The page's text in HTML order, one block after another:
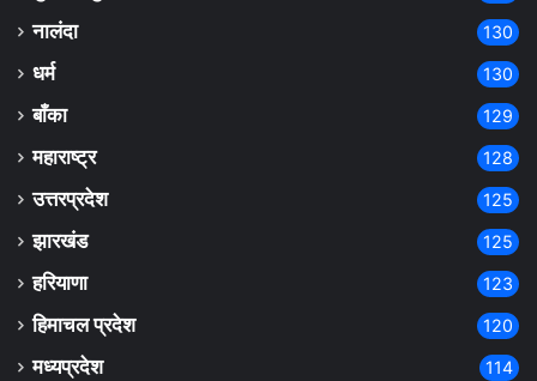
नालंदा 130
धर्म 130
बाँका 129
महाराष्ट्र 128
उत्तरप्रदेश 125
झारखंड 125
हरियाणा 123
हिमाचल प्रदेश 120
मध्यप्रदेश 114